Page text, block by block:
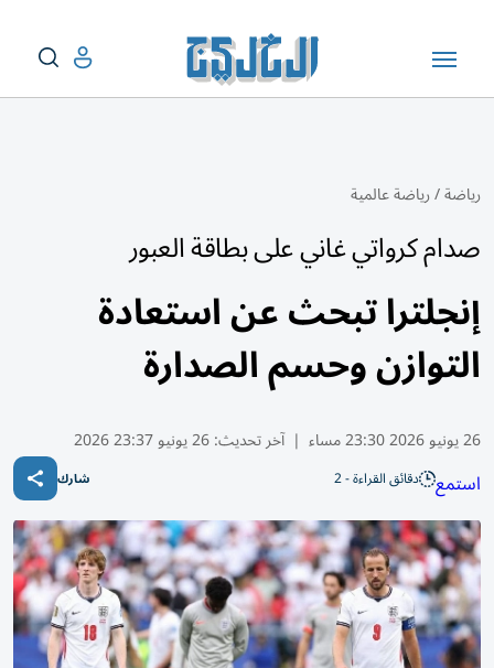
رياضة/رياضة عالمية
صدام كرواتي غاني على بطاقة العبور
إنجلترا تبحث عن استعادة
التوازن وحسم الصدارة
26 يونيو 2026 23:30 مساء | آخر تحديث:26 يونيو 23:37 2026
استمع دقائق القراءة - 2 شارك